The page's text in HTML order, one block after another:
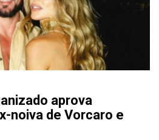
aprova
noiva de Vorcaro e